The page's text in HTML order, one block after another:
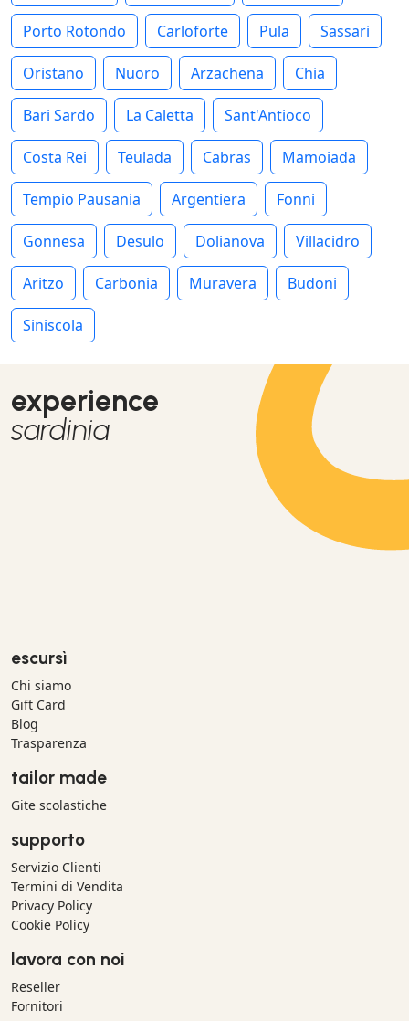
Porto Rotondo Carloforte Pula Sassari
Oristano Nuoro Arzachena Chia
Bari Sardo La Caletta Sant'Antioco
Costa Rei Teulada Cabras Mamoiada
Tempio Pausania Argentiera Fonni
Gonnesa Desulo Dolianova Villacidro
Aritzo Carbonia Muravera Budoni
Siniscola
experience
sardinia
escursì
Chi siamo
Gift Card
Blog
Trasparenza
tailor made
Gite scolastiche
supporto
Servizio Clienti
Termini di Vendita
Privacy Policy
Cookie Policy
lavora con noi
Reseller
Fornitori